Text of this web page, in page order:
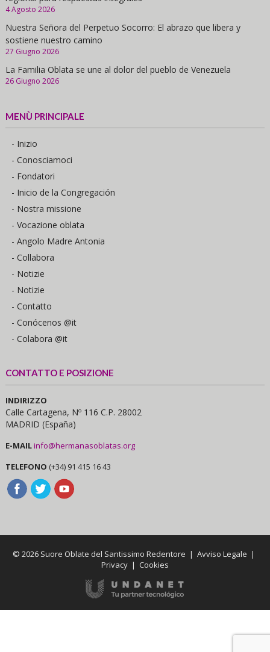
4 Agosto 2026
Nuestra Señora del Perpetuo Socorro: El abrazo que libera y
sostiene nuestro camino
27 Giugno 2026
La Familia Oblata se une al dolor del pueblo de Venezuela
26 Giugno 2026
MENÙ PRINCIPALE
- Inizio
- Conosciamoci
- Fondatori
- Inicio de la Congregación
- Nostra missione
- Vocazione oblata
- Angolo Madre Antonia
- Collabora
- Notizie
- Notizie
- Contatto
- Conócenos @it
- Colabora @it
CONTATTO E POSIZIONE
INDIRIZZO
Calle Cartagena, Nº 116 C.P. 28002
MADRID (España)
E-MAILinfo@hermanasoblatas.org
TELEFONO (+34) 91 415 16 43
© 2026 Suore Oblate del Santissimo Redentore |Avviso Legale |
Privacy| Cookies